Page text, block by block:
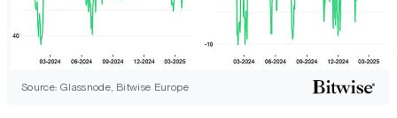
Source: Glassnode, Bitwise Europe